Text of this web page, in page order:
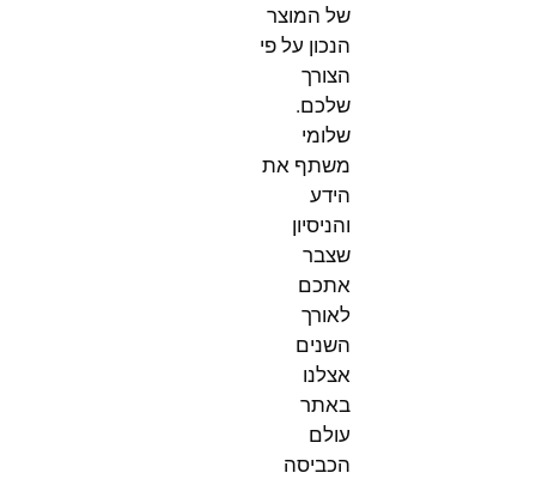
של המוצר
הנכון על פי
הצורך
שלכם.
שלומי
משתף את
הידע
והניסיון
שצבר
אתכם
לאורך
השנים
אצלנו
באתר
עולם
הכביסה